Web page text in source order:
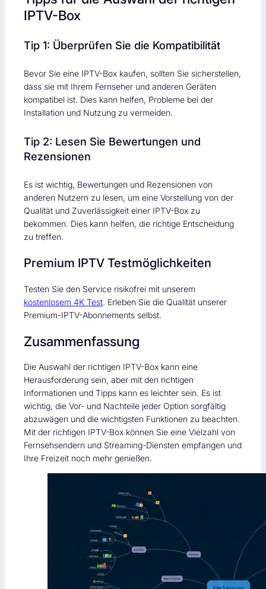
IPTV-Box
Tip 1: Überprüfen Sie die Kompatibilität
Bevor Sie eine IPTV-Box kaufen, sollten Sie sicherstellen,
dass sie mit Ihrem Fernseher und anderen Geräten
kompatibel ist. Dies kann helfen, Probleme bei der
Installation und Nutzung zu vermeiden.
Tip 2: Lesen Sie Bewertungen und
Rezensionen
Es ist wichtig, Bewertungen und Rezensionen von
anderen Nutzern zu lesen, um eine Vorstellung von der
Qualität und Zuverlässigkeit einer IPTV-Box zu
bekommen. Dies kann helfen, die richtige Entscheidung
zu treffen.
Premium IPTV Testmöglichkeiten
Testen Sie den Service risikofrei mit unserem
kostenlosem 4K Test. Erleben Sie die Qualität unserer
Premium-IPTV-Abonnements selbst.
Zusammenfassung
Die Auswahl der richtigen IPTV-Box kann eine
Herausforderung sein, aber mit den richtigen
Informationen und Tipps kann es leichter sein. Es ist
wichtig, die Vor- und Nachteile jeder Option sorgfältig
abzuwägen und die wichtigsten Funktionen zu beachten.
Mit der richtigen IPTV-Box können Sie eine Vielzahl von
Fernsehsendern und Streaming-Diensten empfangen und
Ihre Freizeit noch mehr genießen.